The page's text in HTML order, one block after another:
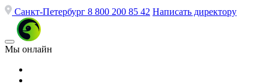
Санкт-Петербург 8 800 200 85 42 Написать директору
Мы онлайн